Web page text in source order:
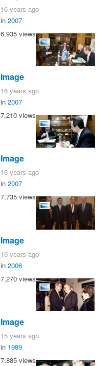
16 years ago
in 2007
6,935 views
Image
16 years ago
in 2007
7,210 views
Image
16 years ago
in 2007
7,735 views
Image
16 years ago
in 2006
7,270 views
Image
15 years ago
in 1989
7,885 views